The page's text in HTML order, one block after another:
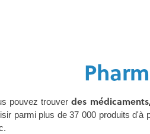
pouvez trouverdes
parmi plus de 37 000 produits d'à